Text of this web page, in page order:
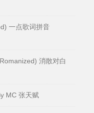
一点歌词拼音
消散对白
MC 张天赋